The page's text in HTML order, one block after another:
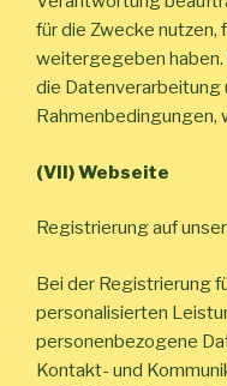
für die Zwecke nutzen,
weitergegeben
die
Rahmenbedingungen,
(VII) Webseite
Registrierung auf
Bei der Registrierung
personalisierten
personenbezogene
Kontakt- und